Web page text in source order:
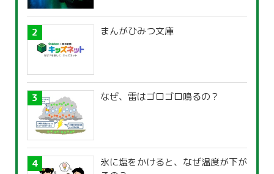
まんがひみつ文庫
なぜ、雷はゴロゴロ鳴るの？
氷に塩をかけると、なぜ温度が下が